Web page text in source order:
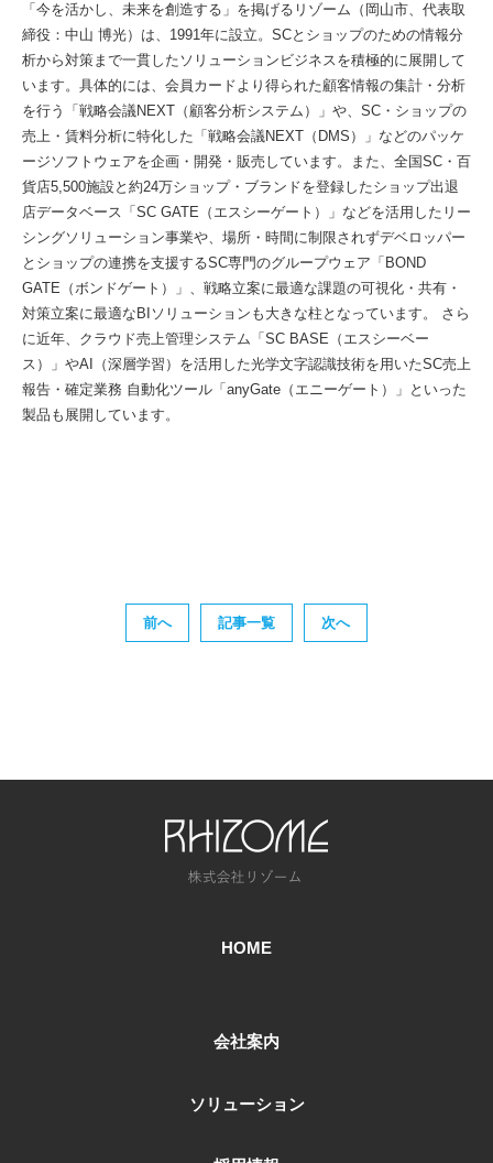
「今を活かし、未来を創造する」を掲げるリゾーム（岡山市、代表取
締役：中山 博光）は、1991年に設立。SCとショップのための情報分
析から対策まで一貫したソリューションビジネスを積極的に展開して
います。具体的には、会員カードより得られた顧客情報の集計・分析
を行う「戦略会議NEXT（顧客分析システム）」や、SC・ショップの
売上・賃料分析に特化した「戦略会議NEXT（DMS）」などのパッケ
ージソフトウェアを企画・開発・販売しています。また、全国SC・百
貨店5,500施設と約24万ショップ・ブランドを登録したショップ出退
店データベース「SC GATE（エスシーゲート）」などを活用したリー
シングソリューション事業や、場所・時間に制限されずデベロッパー
とショップの連携を支援するSC専門のグループウェア「BOND
GATE（ボンドゲート）」、戦略立案に最適な課題の可視化・共有・
対策立案に最適なBIソリューションも大きな柱となっています。 さら
に近年、クラウド売上管理システム「SC BASE（エスシーベー
ス）」やAI（深層学習）を活用した光学文字認識技術を用いたSC売上
報告・確定業務 自動化ツール「anyGate（エニーゲート）」といった
製品も展開しています。
前へ 記事一覧 次へ
HOME
会社案内
ソリューション